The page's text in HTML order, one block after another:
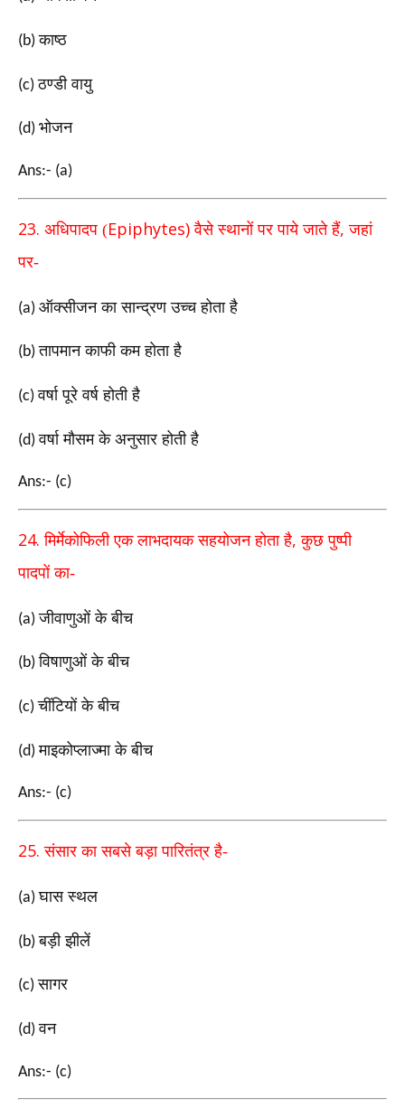
(b)काष्ठ
(c)ठण्डी वायु
(d) भोजन
Ans:- (a)
23. अधिपादप (Epiphytes)वैसे स्थानों पर पाये जाते हैं,जहां
पर-
(a) ऑक्सीजन का सान्द्रण उच्च होता है
(b)तापमान काफी कम होता है
(c)वर्षा पूरे वर्ष होती है
(d)वर्षा मौसम के अनुसार होती है
Ans:- (c)
24.मिर्मेकोफिली एक लाभदायक सहयोजन होता है,कुछ पुष्पी
पादपों का-
(a)जीवाणुओं के बीच
(b)विषाणुओं के बीच
(c)चींटियों के बीच
(d)माइकोप्लाज्मा के बीच
Ans:- (c)
25.संसार का सबसे बड़ा पारितंत्र है-
(a)घास स्थल
(b)बड़ी झीलें
(c)सागर
(d)वन
Ans:- (c)